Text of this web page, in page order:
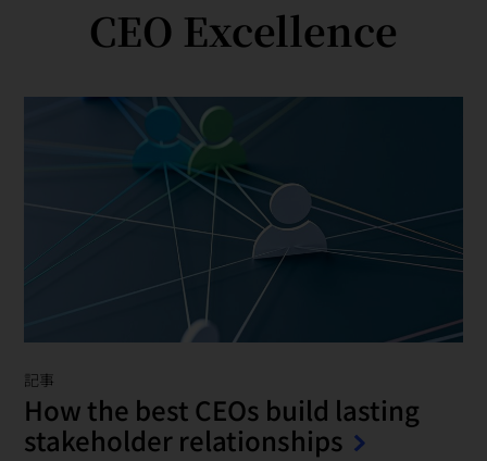
CEO Excellence
記事
How the best CEOs build lasting
stakeholder relationships